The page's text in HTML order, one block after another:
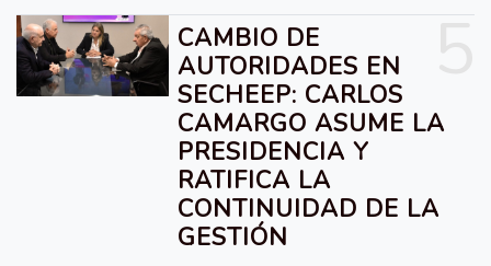
CAMBIO DE
AUTORIDADES EN
SECHEEP: CARLOS
CAMARGO ASUME LA
PRESIDENCIA Y
RATIFICA LA
CONTINUIDAD DE LA
GESTIÓN